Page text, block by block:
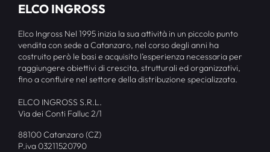
ELCO INGROSS
Elco Ingross Nel 1995 inizia la sua attività in un piccolo punto
vendita con sede a Catanzaro, nel corso degli anni ha
costruito però le basi e acquisito l’esperienza necessaria per
raggiungere obiettivi di crescita, strutturali ed organizzativi,
fino a confluire nel settore della distribuzione specializzata.
ELCO INGROSS S.R.L.
Via dei Conti Falluc 2/1
88100 Catanzaro (CZ)
P.iva 03211520790